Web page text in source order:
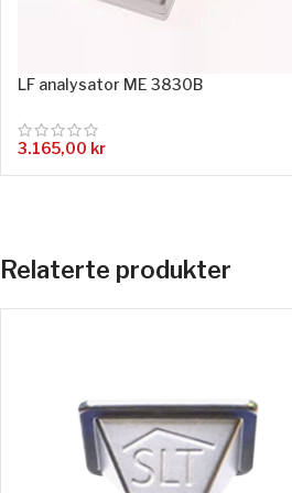
LF analysator ME 3830B
3.165,00 kr
Relaterte produkter